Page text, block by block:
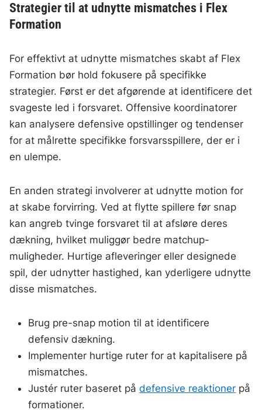
Strategier til at udnytte mismatches i Flex
Formation
For effektivt at udnytte mismatches skabt af Flex
Formation bør hold fokusere på specifikke
strategier. Først er det afgørende at identificere det
svageste led i forsvaret. Offensive koordinatorer
kan analysere defensive opstillinger og tendenser
for at målrette specifikke forsvarsspillere, der er i
en ulempe.
En anden strategi involverer at udnytte motion for
at skabe forvirring. Ved at flytte spillere før snap
kan angreb tvinge forsvaret til at afsløre deres
dækning, hvilket muliggør bedre matchup-
muligheder. Hurtige afleveringer eller designede
spil, der udnytter hastighed, kan yderligere udnytte
disse mismatches.
Brug pre-snap motion til at identificere
defensiv dækning.
Implementer hurtige ruter for at kapitalisere på
mismatches.
Justér ruter baseret pådefensive reaktioner på
formationer.